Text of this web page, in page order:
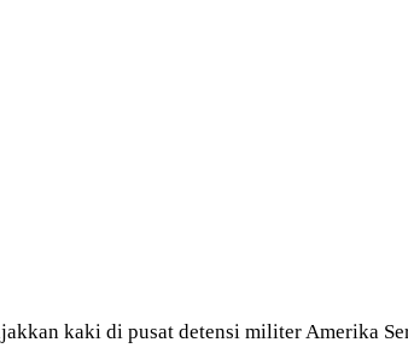
kaki di pusat detensi militer Amerika